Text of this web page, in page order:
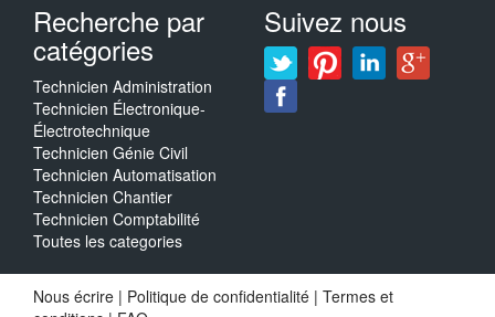
Recherche par
catégories
Technicien Administration
Technicien Électronique-
Électrotechnique
Technicien Génie Civil
Technicien Automatisation
Technicien Chantier
Technicien Comptabilité
Toutes les categories
Suivez nous
Nous écrire | Politique de confidentialité | Termes et